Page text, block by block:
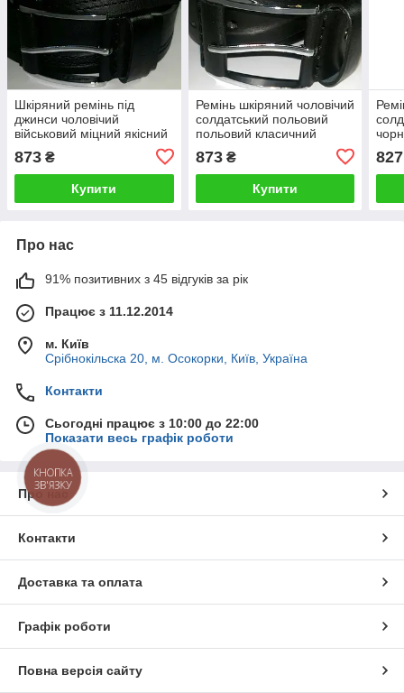
Шкіряний ремінь під
джинси чоловічий
військовий міцний якісний
873 ₴
Купити
Ремінь шкіряний чоловічий
солдатський польовий
польовий класичний
гладкий Катана чорний 4,5
см
873₴
Купити
827
Про нас
91% позитивних з 45 відгуків за рік
Працює з 11.12.2014
м. Київ
Срібнокільска 20, м. Осокорки, Київ, Україна
Контакти
Сьогодні працює з 10:00 до 22:00
Показати весь графік роботи
Про нас
Контакти
Доставка та оплата
Графік роботи
Повна версія сайту
КНОПКА
ЗВ'ЯЗКУ